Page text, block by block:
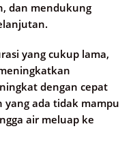
dan mendukung
yang cukup lama,
dengan cepat
yang ada tidak mampu
air meluap ke